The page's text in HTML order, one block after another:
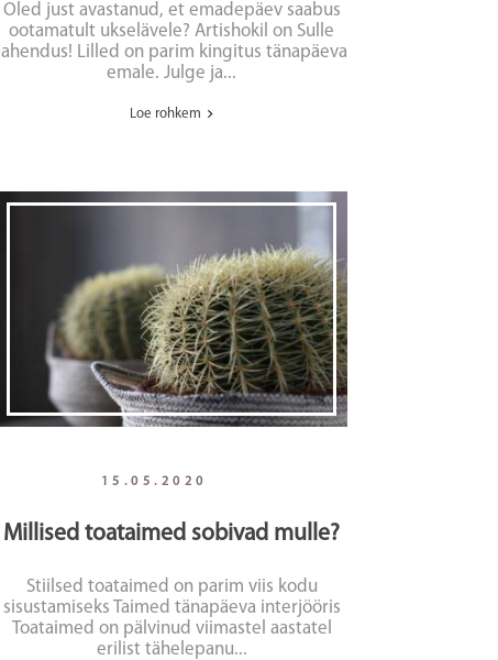
Oled just avastanud, et emadepäev saabus
ootamatult ukselävele? Artishokil on Sulle
lahendus! Lilled on parim kingitus tänapäeva
emale. Julge ja...
Loe rohkem
15.05.2020
Millised toataimed sobivad mulle?
Stiilsed toataimed on parim viis kodu
sisustamiseks Taimed tänapäeva interjööris
Toataimed on pälvinud viimastel aastatel
erilist tähelepanu...